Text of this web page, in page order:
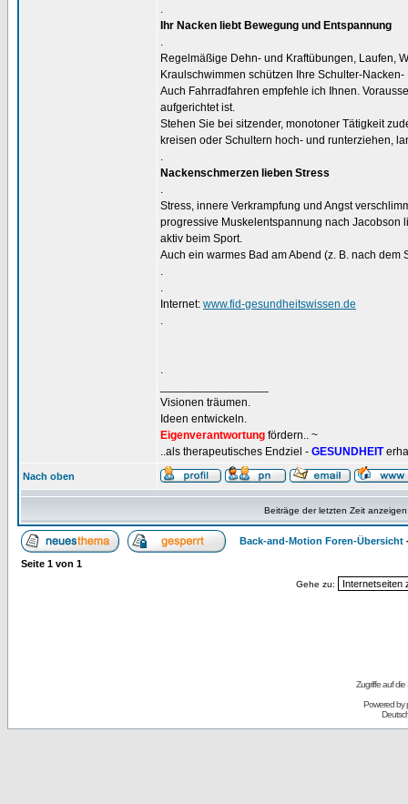
.
Ihr Nacken liebt Bewegung und Entspannung
.
Regelmäßige Dehn- und Kraftübungen, Laufen,
Kraulschwimmen schützen Ihre Schulter-
Auch Fahrradfahren empfehle ich Ihnen.
aufgerichtet ist.
Stehen Sie bei sitzender, monotoner Tätigkeit
kreisen oder Schultern hoch- und runterziehen,
.
Nackenschmerzen lieben Stress
.
Stress, innere Verkrampfung und Angst
progressive Muskelentspannung nach
aktiv beim Sport.
Auch ein warmes Bad am Abend (z. B. nach
.
.
Internet: www.fid-gesundheitswissen.de
.
.
Visionen träumen.
Ideen entwickeln.
Eigenverantwortung fördern.. ~
..als therapeutisches Endziel - GESUNDHEIT
Nach oben
Beiträge der letzten Zeit
Back-and-Motion Foren-Übersicht
Seite 1 von 1
Gehe zu:
Zugriffe auf
Powered by